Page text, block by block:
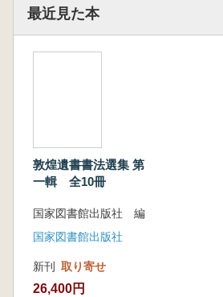
最近見た本
敦煌遺書書法選集 第
一輯 全10冊
国家図書館出版社 編
国家図書館出版社
新刊 取り寄せ
26,400円